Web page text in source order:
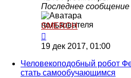
Последнее сообщение
SMERCH
19 дек 2017, 01:00
Человекоподобный робот
стать самообучающимся